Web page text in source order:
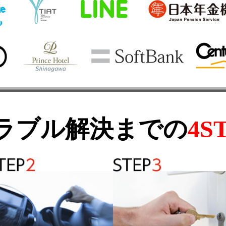
ブル解決までの